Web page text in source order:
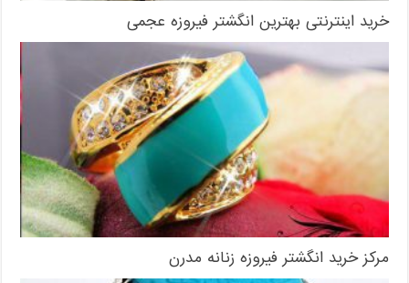
خرید اینترنتی بهترین انگشتر فیروزه عجمی
مرکز خرید انگشتر فیروزه زنانه مدرن